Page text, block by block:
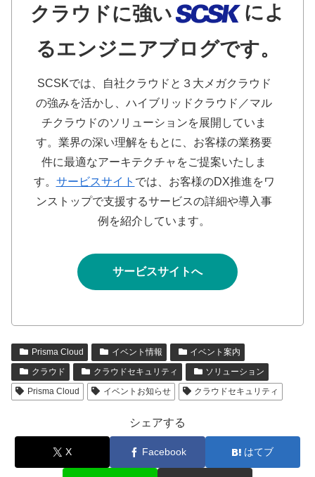
クラウドに強い
によ
るエンジニアブログです。
SCSKでは、自社クラウドと３大メガクラウド
の強みを活かし、ハイブリッドクラウド／マル
チクラウドのソリューションを展開していま
す。業界の深い理解をもとに、お客様の業務要
件に最適なアーキテクチャをご提案いたしま
す。 サービスサイト では、お客様のDX推進をワ
ンストップで支援するサービスの詳細や導入事
例を紹介しています。
サービスサイトへ
Prisma Cloud イベント情報
イベント案内
クラウド
クラウドセキュリティ
ソリューション
Prisma Cloud
イベントお知らせ クラウドセキュリティ
シェアする
X Facebook はてブ